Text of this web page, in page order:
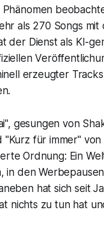
als 270 Songs
der Dienst als KI-
erzeugter
gesungen von
für immer" von
Ordnung: Ein
in den
hat sich seit
nichts zu tun hat